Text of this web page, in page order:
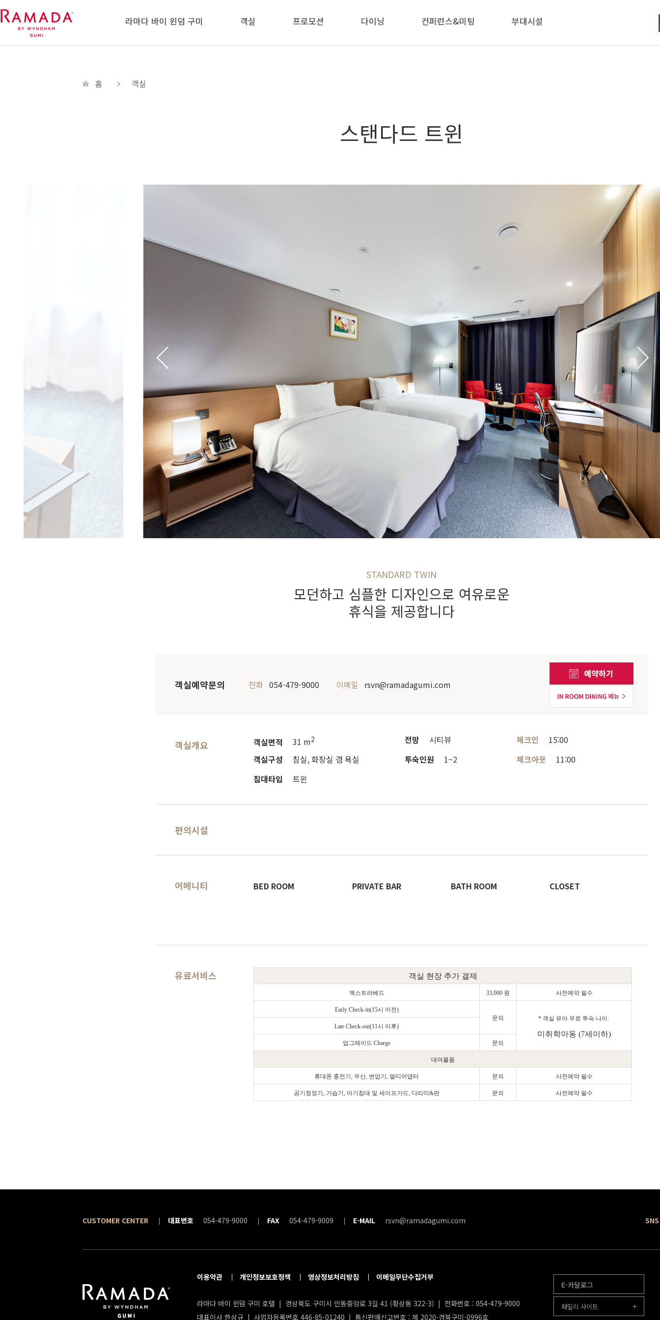
라마다 바이 윈덤 구미 객실 프로모션 다이닝 컨퍼런스&미팅 부대시설
홈 객실
스탠다드 트윈
STANDARD TWIN
모던하고 심플한 디자인으로 여유로운
휴식을 제공합니다
객실예약문의 전화 054-479-9000 이메일 rsvn@ramadagumi.com
객실개요 객실면적 31 m2 전망 시티뷰 체크인
15:00
객실구성
침실, 화장실 겸 욕실 투숙인원 1~2 체크아웃
11:00
침대타입
트윈
편의시설
어메니티 BED ROOM PRIVATE BAR BATH ROOM CLOSET
유료서비스 객실 현장 추가 결제
엑스트라베드 33,000 원 사전예약 필수
Early Check-in(15시 이전)
문의
* 객실 유아 무료 투숙 나이:
미취학아동 (7세이하)
Late Check-out(11시 이후)
업그레이드 Charge 문의
대여물품
휴대폰 충전기, 우산, 변압기, 멀티어댑터 문의 사전예약 필수
공기청정기, 가습기, 아기침대 및 세이프가드, 다리미&판 문의 사전예약 필수
CUSTOMER CENTER 대표번호 054-479-9000 FAX 054-479-9009 E-MAIL rsvn@ramadagumi.com SNS
이용약관 개인정보보호정책 영상정보처리방침 이메일무단수집거부
라마다 바이 윈덤 구미 호텔 | 경상북도 구미시 인동중앙로 3길 41 (황상동 322-3) | 전화번호 : 054-479-9000
대표이사 한상규 | 사업자등록번호 446-85-01240 | 통신판매신고번호 : 제 2020-경북구미-0996호
E-카달로그
패밀리 사이트